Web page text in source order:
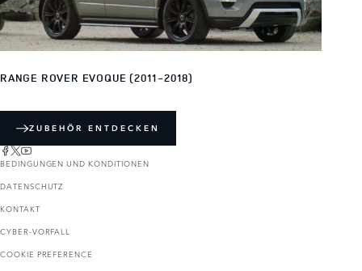
RANGE ROVER EVOQUE (2011-2018)
ZUBEHÖR ENTDECKEN
BEDINGUNGEN UND KONDITIONEN
DATENSCHUTZ
KONTAKT
CYBER-VORFALL
COOKIE PREFERENCE